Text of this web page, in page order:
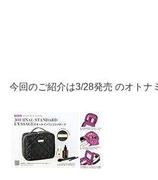
今回のご紹介は3/28発売 のオトナ